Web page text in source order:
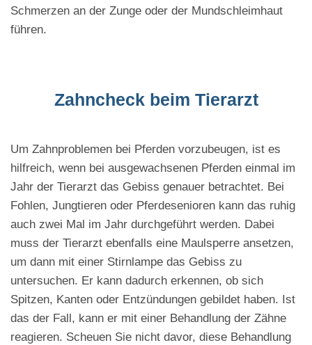
Schmerzen an der Zunge oder der Mundschleimhaut
führen.
Zahncheck beim Tierarzt
Um Zahnproblemen bei Pferden vorzubeugen, ist es
hilfreich, wenn bei ausgewachsenen Pferden einmal im
Jahr der Tierarzt das Gebiss genauer betrachtet. Bei
Fohlen, Jungtieren oder Pferdesenioren kann das ruhig
auch zwei Mal im Jahr durchgeführt werden. Dabei
muss der Tierarzt ebenfalls eine Maulsperre ansetzen,
um dann mit einer Stirnlampe das Gebiss zu
untersuchen. Er kann dadurch erkennen, ob sich
Spitzen, Kanten oder Entzündungen gebildet haben. Ist
das der Fall, kann er mit einer Behandlung der Zähne
reagieren. Scheuen Sie nicht davor, diese Behandlung